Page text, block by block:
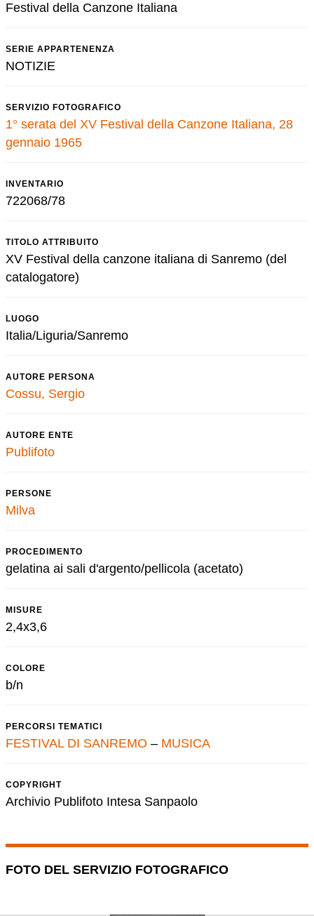
Festival della Canzone Italiana
SERIE APPARTENENZA
NOTIZIE
SERVIZIO FOTOGRAFICO
1° serata del XV Festival della Canzone Italiana, 28
gennaio 1965
INVENTARIO
722068/78
TITOLO ATTRIBUITO
XV Festival della canzone italiana di Sanremo (del
catalogatore)
LUOGO
Italia/Liguria/Sanremo
AUTORE PERSONA
Cossu, Sergio
AUTORE ENTE
Publifoto
PERSONE
Milva
PROCEDIMENTO
gelatina ai sali d'argento/pellicola (acetato)
MISURE
2,4x3,6
COLORE
b/n
PERCORSI TEMATICI
FESTIVAL DI SANREMO – MUSICA
COPYRIGHT
Archivio Publifoto Intesa Sanpaolo
FOTO DEL SERVIZIO FOTOGRAFICO